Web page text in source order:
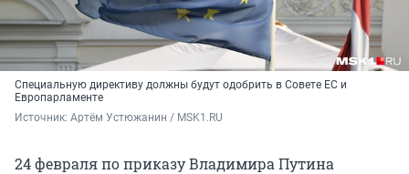
Специальную директиву должны будут одобрить в Совете ЕС и
Европарламенте
Источник: Артём Устюжанин / MSK1.RU
24 февраля по приказу Владимира Путина